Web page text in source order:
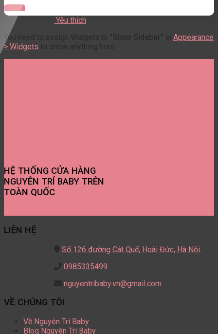
Đọc tiếp
Yêu thích
You need to assign Widgets to
"Shop Sidebar"
Appearance
> Widgets to show anything here
HỆ THỐNG CỬA HÀNG
NGUYÊN TRÍ BABY TRÊN
TOÀN QUỐC
LIÊN HỆ
Số 126 đường Cát Quế, Hoài Đức, Hà Nội.
0985335499
nguyentribaby.vn@gmail.com
VỀ CHÚNG TÔI
Về Nguyên Trí Baby
Blog Nguyên Trí Baby